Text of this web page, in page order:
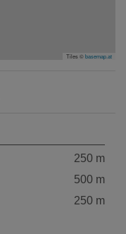
Tiles ©basemap.at
250 m
500 m
250 m